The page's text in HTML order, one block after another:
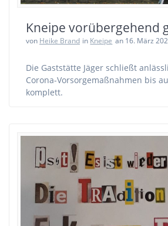
Kneipe vorübergehend
von Heike Brand in Kneipe an 16. März
Die Gaststätte Jäger schließt
Corona-Vorsorgemaßnahmen bis
komplett.